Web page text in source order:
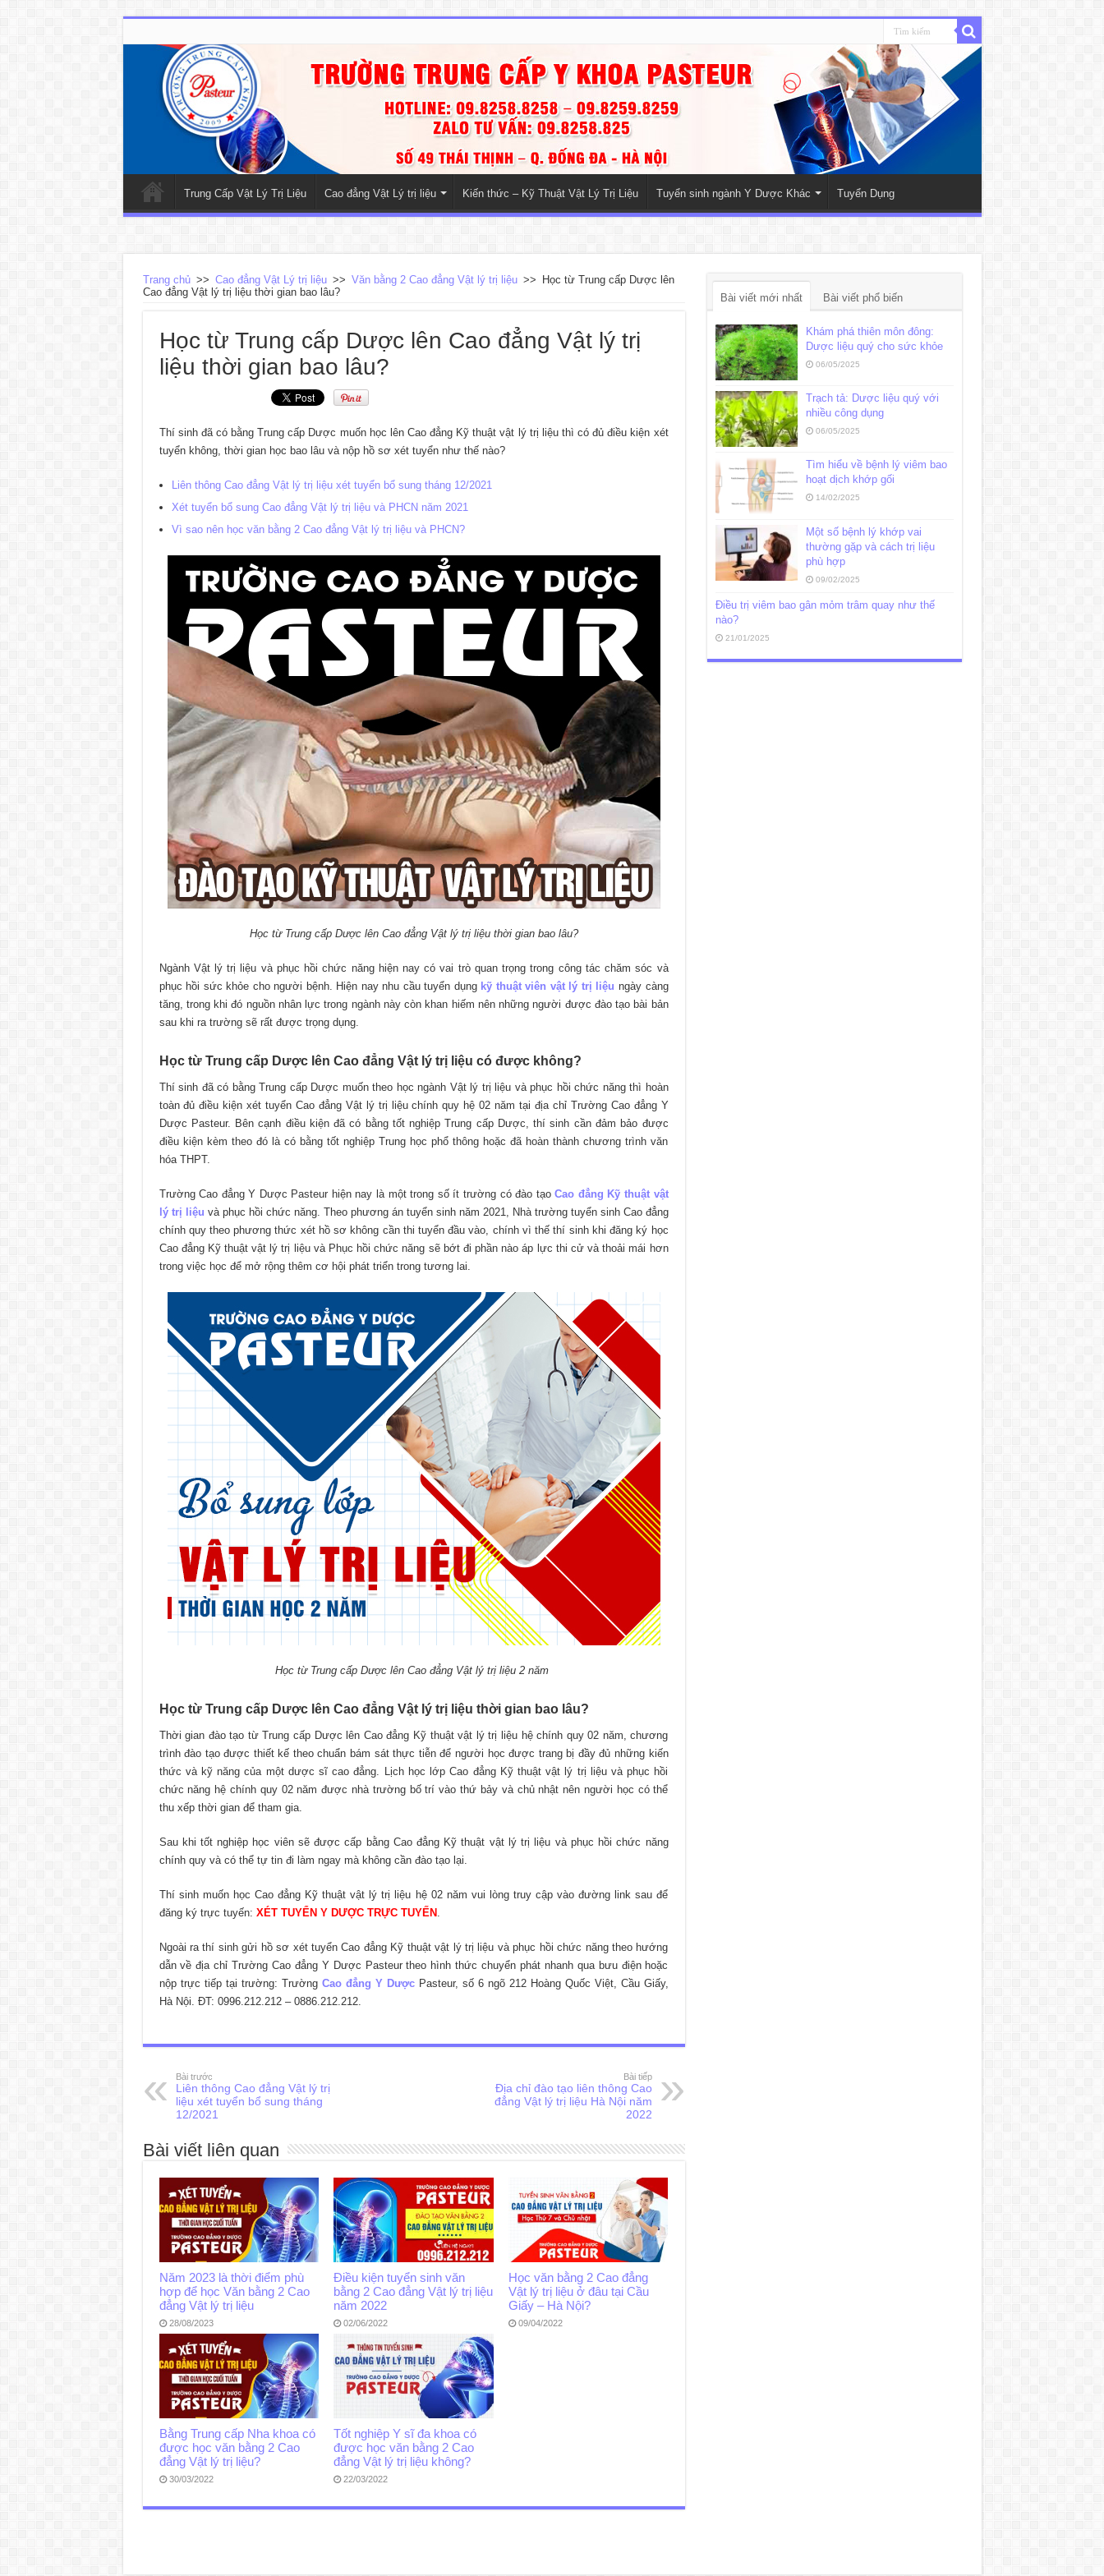
Trung Cấp Vật Lý Trị Liệu Cao đẳng Vật Lý trị liệu Kiến thức – Kỹ Thuật Vật Lý Trị Liệu Tuyển sinh ngành Y Dược Khác Tuyển Dụng
Trang chủ >> Cao đẳng Vật Lý trị liệu >> Văn bằng 2 Cao đẳng Vật lý trị liệu >>
Học từ Trung cấp Dược lên
Cao đẳng Vật lý trị liệu thời gian bao lâu?
Học từ Trung cấp Dược lên Cao đẳng Vật lý trị
liệu thời gian bao lâu?
Thí sinh đã có bằng Trung cấp Dược muốn học lên Cao đẳng Kỹ thuật vật lý trị liệu thì có đủ điều kiện xét
tuyển không, thời gian học bao lâu và nộp hồ sơ xét tuyển như thế nào?
Liên thông Cao đẳng Vật lý trị liệu xét tuyển bổ sung tháng 12/2021
Xét tuyển bổ sung Cao đẳng Vật lý trị liệu và PHCN năm 2021
Vì sao nên học văn bằng 2 Cao đẳng Vật lý trị liệu và PHCN?
Học từ Trung cấp Dược lên Cao đẳng Vật lý trị liệu thời gian bao lâu?
Ngành Vật lý trị liệu và phục hồi chức năng hiện nay có vai trò quan trọng trong công tác chăm sóc và
phục hồi sức khỏe cho người bệnh. Hiện nay nhu cầu tuyển dụng kỹ thuật viên vật lý trị liệu ngày càng
tăng, trong khi đó nguồn nhân lực trong ngành này còn khan hiếm nên những người được đào tạo bài bản
sau khi ra trường sẽ rất được trọng dụng.
Học từ Trung cấp Dược lên Cao đẳng Vật lý trị liệu có được không?
Thí sinh đã có bằng Trung cấp Dược muốn theo học ngành Vật lý trị liệu và phục hồi chức năng thì hoàn
toàn đủ điều kiện xét tuyển Cao đẳng Vật lý trị liệu chính quy hệ 02 năm tại địa chỉ Trường Cao đẳng Y
Dược Pasteur. Bên cạnh điều kiện đã có bằng tốt nghiệp Trung cấp Dược, thí sinh cần đảm bảo được
điều kiện kèm theo đó là có bằng tốt nghiệp Trung học phổ thông hoặc đã hoàn thành chương trình văn
hóa THPT.
Trường Cao đẳng Y Dược Pasteur hiện nay là một trong số ít trường có đào tạoCao đẳng Kỹ thuật vật
lý trị liệu và phục hồi chức năng. Theo phương án tuyển sinh năm 2021, Nhà trường tuyển sinh Cao đẳng
chính quy theo phương thức xét hồ sơ không cần thi tuyển đầu vào, chính vì thế thí sinh khi đăng ký học
Cao đẳng Kỹ thuật vật lý trị liệu và Phục hồi chức năng sẽ bớt đi phần nào áp lực thi cử và thoải mái hơn
trong việc học để mở rộng thêm cơ hội phát triển trong tương lai.
Học từ Trung cấp Dược lên Cao đẳng Vật lý trị liệu 2 năm
Học từ Trung cấp Dược lên Cao đẳng Vật lý trị liệu thời gian bao lâu?
Thời gian đào tạo từ Trung cấp Dược lên Cao đẳng Kỹ thuật vật lý trị liệu hệ chính quy 02 năm, chương
trình đào tạo được thiết kế theo chuẩn bám sát thực tiễn để người học được trang bị đầy đủ những kiến
thức và kỹ năng của một dược sĩ cao đẳng. Lịch học lớp Cao đẳng Kỹ thuật vật lý trị liệu và phục hồi
chức năng hệ chính quy 02 năm được nhà trường bố trí vào thứ bảy và chủ nhật nên người học có thể
thu xếp thời gian để tham gia.
Sau khi tốt nghiệp học viên sẽ được cấp bằng Cao đẳng Kỹ thuật vật lý trị liệu và phục hồi chức năng
chính quy và có thể tự tin đi làm ngay mà không cần đào tạo lại.
Thí sinh muốn học Cao đẳng Kỹ thuật vật lý trị liệu hệ 02 năm vui lòng truy cập vào đường link sau để
đăng ký trực tuyến: XÉT TUYỂN Y DƯỢC TRỰC TUYẾN .
Ngoài ra thí sinh gửi hồ sơ xét tuyển Cao đẳng Kỹ thuật vật lý trị liệu và phục hồi chức năng theo hướng
dẫn về địa chỉ Trường Cao đẳng Y Dược Pasteur theo hình thức chuyển phát nhanh qua bưu điện hoặc
nộp trực tiếp tại trường: Trường Cao đẳng Y DượcPasteur, số 6 ngõ 212 Hoàng Quốc Việt, Cầu Giấy,
Hà Nội. ĐT: 0996.212.212 – 0886.212.212.
Bài trước
Liên thông Cao đẳng Vật lý trị
liệu xét tuyển bổ sung tháng
12/2021
Bài tiếp
Địa chỉ đào tạo liên thông Cao
đẳng Vật lý trị liệu Hà Nội năm
2022
Bài viết liên quan
Năm 2023 là thời điểm phù
hợp để học Văn bằng 2 Cao
đẳng Vật lý trị liệu
28/08/2023
Điều kiện tuyển sinh văn
bằng 2 Cao đẳng Vật lý trị liệu
năm 2022
02/06/2022
Học văn bằng 2 Cao đẳng
Vật lý trị liệu ở đâu tại Cầu
Giấy – Hà Nội?
09/04/2022
Bằng Trung cấp Nha khoa có
được học văn bằng 2 Cao
đẳng Vật lý trị liệu?
30/03/2022
Tốt nghiệp Y sĩ đa khoa có
được học văn bằng 2 Cao
đẳng Vật lý trị liệu không?
22/03/2022
Bài viết mới nhất Bài viết phổ biến
Khám phá thiên môn đông:
Dược liệu quý cho sức khỏe
06/05/2025
Trạch tả: Dược liệu quý với
nhiều công dụng
06/05/2025
Tìm hiểu về bệnh lý viêm bao
hoạt dịch khớp gối
14/02/2025
Một số bệnh lý khớp vai
thường gặp và cách trị liệu
phù hợp
09/02/2025
Điều trị viêm bao gân mỏm trâm quay như thế
nào?
21/01/2025